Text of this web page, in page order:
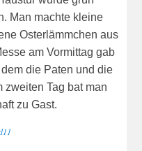
Man machte kleine
Osterlämmchen aus
am Vormittag gab
die Paten und die
zweiten Tag bat man
zu Gast.